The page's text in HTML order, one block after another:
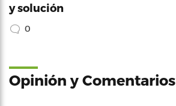
y solución
0
Opinión y Comentarios